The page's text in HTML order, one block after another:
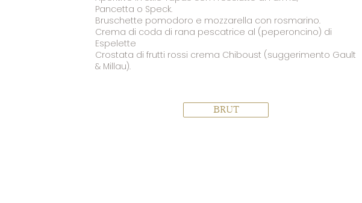
Pancetta o Speck.
Bruschette pomodoro e mozzarella con rosmarino.
Crema di coda di rana pescatrice al (peperoncino) di
Espelette
Crostata di frutti rossi crema Chiboust (suggerimento Gault
& Millau).
BRUT